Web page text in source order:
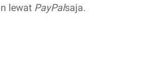
lewat PayPalsaja.